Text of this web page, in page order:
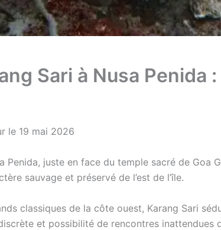
Sari à Nusa
le 19 mai 2026
Penida, juste en face du temple sacré de
sauvage et préservé de l’est de l’île.
classiques de la côte ouest, Karang Sari
et possibilité de rencontres